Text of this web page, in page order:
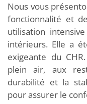
Nous vous
fonctionnalité et
utilisation
intérieurs. Elle a
exigeante du
plein air, aux
durabilité et la
pour assurer le